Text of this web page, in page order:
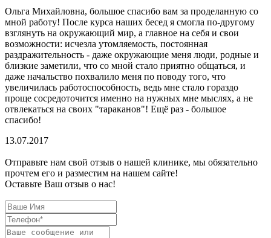
Ольга Михайловна, большое спасибо вам за проделанную со
мной работу! После курса наших бесед я смогла по-другому
взглянуть на окружающий мир, а главное на себя и свои
возможности: исчезла утомляемость, постоянная
раздражительность - даже окружающие меня люди, родные и
близкие заметили, что со мной стало приятно общаться, и
даже начальство похвалило меня по поводу того, что
увеличилась работоспособность, ведь мне стало гораздо
проще сосредоточится именно на нужных мне мыслях, а не
отвлекаться на своих "тараканов"! Ещё раз - большое
спасибо!
13.07.2017
Отправьте нам свой отзыв о нашей клинике, мы обязательно
прочтем его и разместим на нашем сайте!
Оставьте Ваш отзыв о нас!